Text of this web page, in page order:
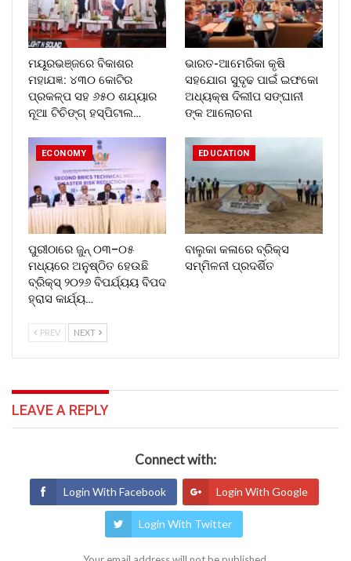
ମୟୂରଭଞ୍ଜରେ ବିକାଶର
ମହାଯଜ୍ଞ: ୪୩୦ କୋଟିର
ପ୍ରକଳ୍ପ ସହ ୬୫୦ ଶଯ୍ୟାର
ନୂଆ ଟିଚିଙ୍ଗ୍ ହସ୍ପିଟାଲ…
ଭାରତ-ଆମେରିକା କୃଷି
ସହଯୋଗ ସୁଦୃଢ ପାଇଁ ଇଫକୋ
ଅଧ୍ୟକ୍ଷ ଦିଲୀପ ସଙ୍ଘାନୀ
ଙ୍କ ଆଲୋଚନା
ECONOMY
ପୁରୀଠାରେ ଜୁନ୍ ୦୩–୦୫
ମଧ୍ୟରେ ଅନୁଷ୍ଠିତ ହେଉଛି
ବ୍ରିକ୍ସ୍ ୨୦୨୬ ବିପର୍ଯ୍ୟୟ ବିପଦ
ହ୍ରାସ କାର୍ଯ୍ୟ…
EDUCATION
ବାଲୁକା କଳାରେ ବ୍ରିକ୍ସ
ସମ୍ମିଳନୀ ପ୍ରଦର୍ଶିତ
PREV NEXT
LEAVE A REPLY
Connect with:
Login With Facebook Login With Google
Login With Twitter